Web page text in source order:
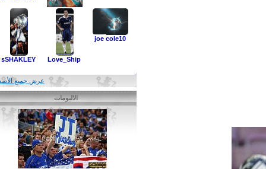
S-U-L-T-A-N
joe cole10
Love_Ship
sSHAKLEY
عرض جميع الأصدقاء
الالبومات